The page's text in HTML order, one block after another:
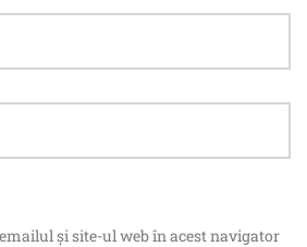
și site-ul web în acest navigator